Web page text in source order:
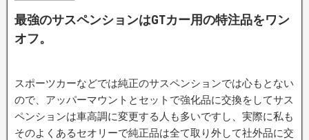
最強のサスペンションはGTカー用の特注品をワン
オフ。
スポーツカーなどでは純正のサスペンションでは心もとない
ので、アッパーマウントとセットで強化品に交換をしてサス
ペンションは車高調に変更する人も多いですし、実際に私も
そのよくあるセオリーで純正品は全て取り外して社外品に交